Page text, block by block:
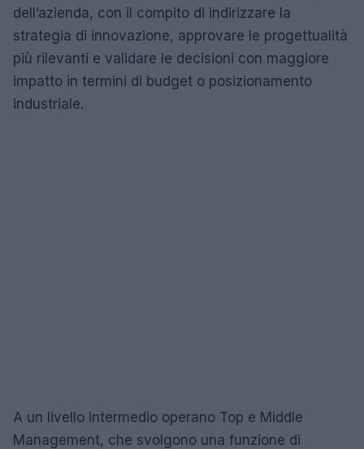
dell’azienda, con il compito di indirizzare la
strategia di innovazione, approvare le progettualità
più rilevanti e validare le decisioni con maggiore
impatto in termini di budget o posizionamento
industriale.
A un livello intermedio operano Top e Middle
Management, che svolgono una funzione di